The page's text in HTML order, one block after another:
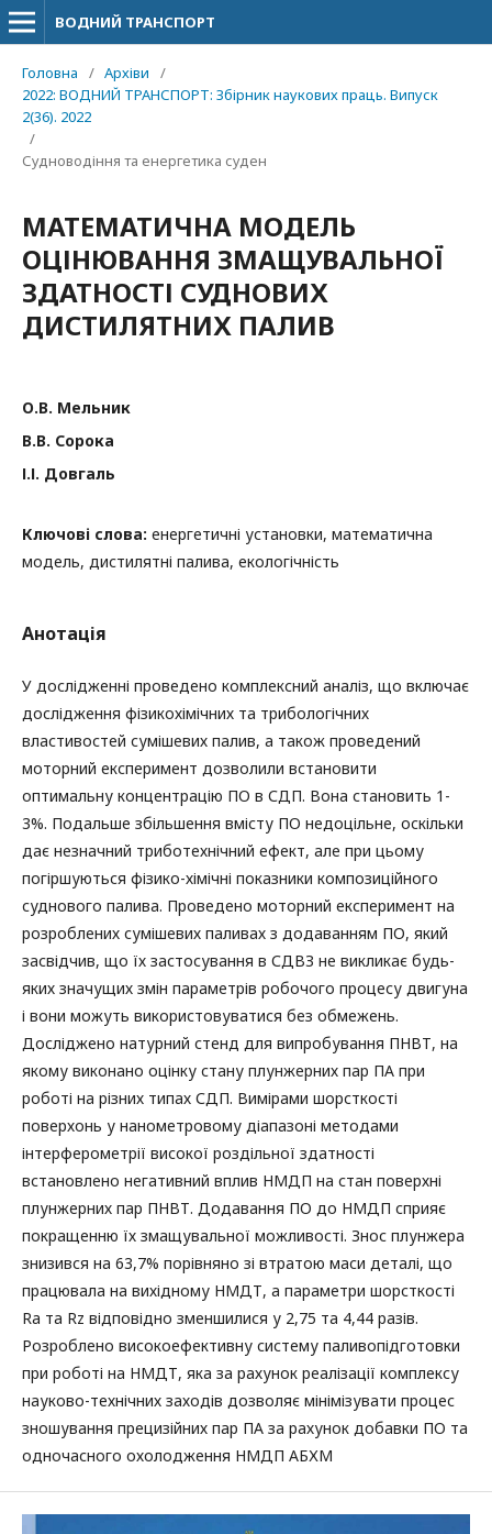
ВОДНИЙ ТРАНСПОРТ
Головна / Архіви
/
2022: ВОДНИЙ ТРАНСПОРТ: Збірник наукових праць. Випуск
2(36). 2022
/
Судноводіння та енергетика суден
МАТЕМАТИЧНА МОДЕЛЬ
ОЦІНЮВАННЯ ЗМАЩУВАЛЬНОЇ
ЗДАТНОСТІ СУДНОВИХ
ДИСТИЛЯТНИХ ПАЛИВ
О.В. Мельник
В.В. Сорока
І.І. Довгаль
Ключові слова: енергетичні установки, математична
модель, дистилятні палива, екологічність
Анотація
У дослідженні проведено комплексний аналіз, що включає
дослідження фізикохімічних та трибологічних
властивостей сумішевих палив, а також проведений
моторний експеримент дозволили встановити
оптимальну концентрацію ПО в СДП. Вона становить 1-
3%. Подальше збільшення вмісту ПО недоцільне, оскільки
дає незначний триботехнічний ефект, але при цьому
погіршуються фізико-хімічні показники композиційного
суднового палива. Проведено моторний експеримент на
розроблених сумішевих паливах з додаванням ПО, який
засвідчив, що їх застосування в СДВЗ не викликає будь-
яких значущих змін параметрів робочого процесу двигуна
і вони можуть використовуватися без обмежень.
Досліджено натурний стенд для випробування ПНВТ, на
якому виконано оцінку стану плунжерних пар ПА при
роботі на різних типах СДП. Вимірами шорсткості
поверхонь у нанометровому діапазоні методами
інтерферометрії високої роздільної здатності
встановлено негативний вплив НМДП на стан поверхні
плунжерних пар ПНВТ. Додавання ПО до НМДП сприяє
покращенню їх змащувальної можливості. Знос плунжера
знизився на 63,7% порівняно зі втратою маси деталі, що
працювала на вихідному НМДТ, а параметри шорсткості
Ra та Rz відповідно зменшилися у 2,75 та 4,44 разів.
Розроблено високоефективну систему паливопідготовки
при роботі на НМДТ, яка за рахунок реалізації комплексу
науково-технічних заходів дозволяє мінімізувати процес
зношування прецизійних пар ПА за рахунок добавки ПО та
одночасного охолодження НМДП АБХМ